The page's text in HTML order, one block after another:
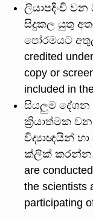
ලියාපදිංචි
සිදුකල යුතු
පෝරමයට
credited
copy or
included in
සියලුම දේශන
ක්‍රියාත්මක
විද්‍යාඥයින්
ක්ලික්
are
the scientists
participating